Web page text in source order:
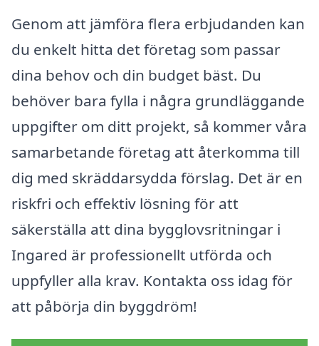
Genom att jämföra flera erbjudanden kan
du enkelt hitta det företag som passar
dina behov och din budget bäst. Du
behöver bara fylla i några grundläggande
uppgifter om ditt projekt, så kommer våra
samarbetande företag att återkomma till
dig med skräddarsydda förslag. Det är en
riskfri och effektiv lösning för att
säkerställa att dina bygglovsritningar i
Ingared är professionellt utförda och
uppfyller alla krav. Kontakta oss idag för
att påbörja din byggdröm!